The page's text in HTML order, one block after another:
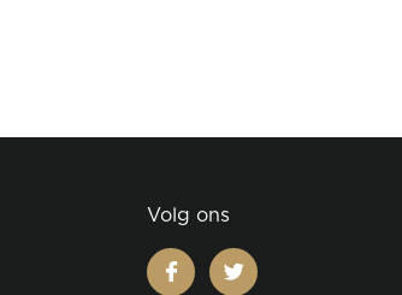
Volg ons
facebooktwitter